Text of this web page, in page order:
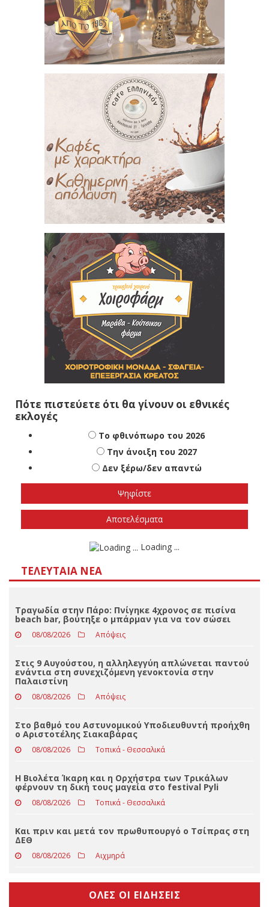
Πότε πιστεύετε ότι θα γίνουν οι εθνικές
εκλογές
Το φθινόπωρο του 2026
Την άνοιξη του 2027
Δεν ξέρω/δεν απαντώ
ΤΕΛΕΥΤΑΊΑ ΝΈΑ
Τραγωδία στην Πάρο: Πνίγηκε 4χρονος σε πισίνα
beach bar, βούτηξε ο μπάρμαν για να τον σώσει
08/08/2026
ενάντια στη συνεχιζόμενη γενοκτονία στην
Παλαιστίνη
08/08/2026 Απόψεις
Στο βαθμό του Αστυνομικού Υποδιευθυντή προήχθη
ο Αριστοτέλης Σιακαβάρας
08/08/2026 Τοπικά - Θεσσαλικά
Η Βιολέτα Ίκαρη και η Ορχήστρα των Τρικάλων
φέρνουν τη δική τους μαγεία στο festival Pyli
08/08/2026 Τοπικά - Θεσσαλικά
Και πριν και μετά τον πρωθυπουργό ο Τσίπρας στη